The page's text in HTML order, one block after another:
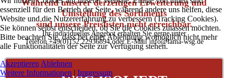
Während unserer derzeitigen Erweiterung und
Umstellung des Sortiments
sind unsere Preislisten nicht erreichbar.
Ihr individuelles Angebot erhalten Sie gerne unter
Telefon +49(0)152 22936894 oder E-Mail info@lama-wsg.de
essenziell für den Betrieb der Seite, während andere uns helfen, diese
Website und die Nutzererfahrung zu verbessern (Tracking Cookies).
Sie können selbst entscheiden, ob Sie die Cookies zulassen möchten.
Bitte beachten Sie, dass bei einer Ablehnung womöglich nicht mehr
alle Funktionalitäten der Seite zur Verfügung stehen.
Akzeptieren Ablehnen
Weitere Informationen | Impressum